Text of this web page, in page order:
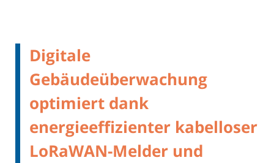
Digitale
Gebäudeüberwachung
optimiert dank
energieeffizienter kabelloser
LoRaWAN-Melder und